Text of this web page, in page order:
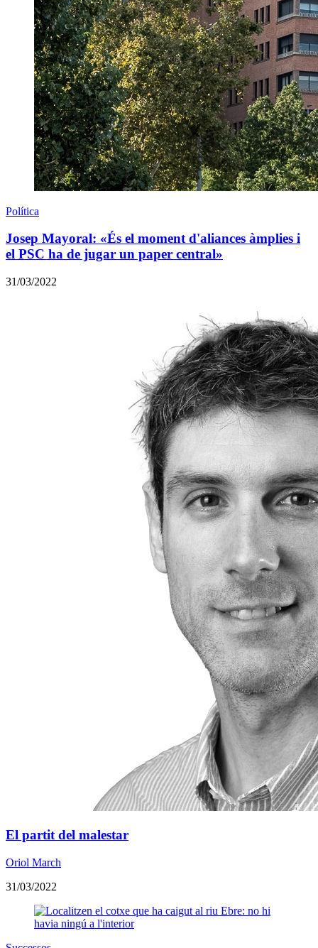
Política
Josep Mayoral: «És el moment d'aliances àmplies i
el PSC ha de jugar un paper central»
31/03/2022
El partit del malestar
Oriol March
31/03/2022